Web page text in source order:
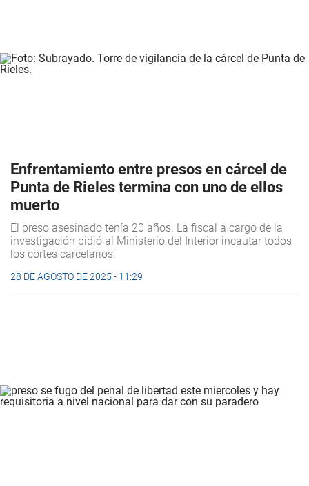
Enfrentamiento entre presos en cárcel de
Punta de Rieles termina con uno de ellos
muerto
El preso asesinado tenía 20 años. La fiscal a cargo de la
investigación pidió al Ministerio del Interior incautar todos
los cortes carcelarios.
28 DE AGOSTO DE 2025 - 11:29